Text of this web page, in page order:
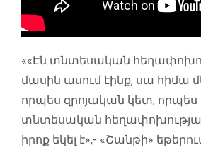
««Էն տնտեսական
մասին ասում էինք, սա հիմա
որպես զրոյական կետ,
տնտեսական
իրոք եկել է»,- «Շանթի»